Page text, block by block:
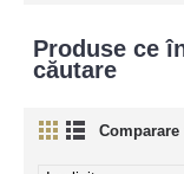
Produse ce
căutare